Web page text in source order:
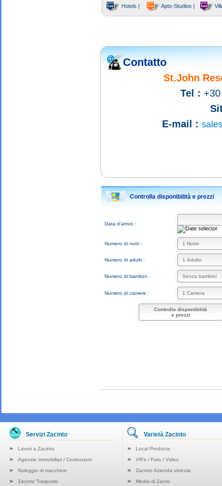
Hotels | Apts-Studios |
Contatto
St.John
Tel :
E-mail :
Controlla disponibilità e prezzi
Data d’arrivo :
Numero di notti :
Numero di adulti :
Numero di bambini :
Numero di camere :
Controlla disponibilità
e prezzi
Servizi Zacinto Varietà Zacinto
Lavori a Zacinto
Local Products
Agenzie Immobiliari / Costruzioni
VR's / Foto / Video
Noleggio di macchine
Zacinto Azienda vinicola
Zacinto Trasporto
Media di Zante